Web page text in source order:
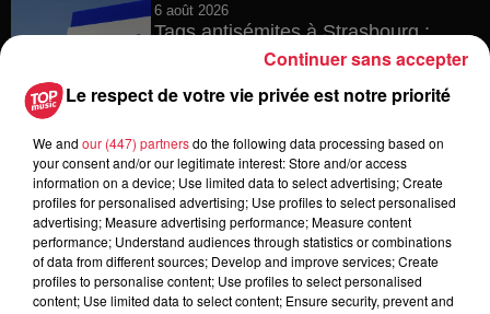
6 août 2026
Tags antisémites à Strasbourg :
Catherine Trautmann réagit
6 août 2026
Au zoo de Mulhouse : rencontre
avec les flamants rouges
6 août 2026
Le respect de votre vie privée est notre priorité
We and our (447) partnersdo the following data processing based on
your consent and/or our legitimate interest: Store and/or access
information on a device; Use limited data to select advertising; Create
profiles for personalised advertising; Use profiles to select personalised
advertising; Measure advertising performance; Measure content
performance; Understand audiences through statistics or combinations
of data from different sources; Develop and improve services; Create
profiles to personalise content; Use profiles to select personalised
content; Use limited data to select content; Ensure security, prevent and
Continuer sans accepter